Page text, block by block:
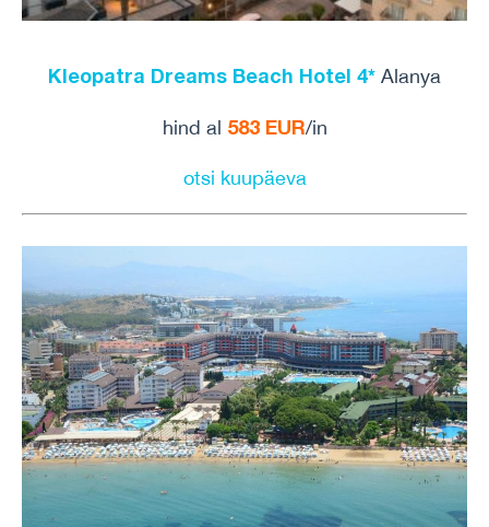
Kleopatra Dreams Beach Hotel 4* Alanya
hind al 583 EUR/in
otsi kuupäeva